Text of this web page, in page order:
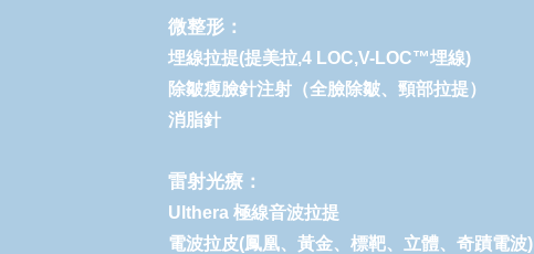
微整形：
埋線拉提(提美拉,4 LOC,V-LOC™埋線)
除皺瘦臉針注射（全臉除皺、頸部拉提）
消脂針
雷射光療：
Ulthera 極線音波拉提
電波拉皮(鳳凰、黃金、標靶、立體、奇蹟電波)